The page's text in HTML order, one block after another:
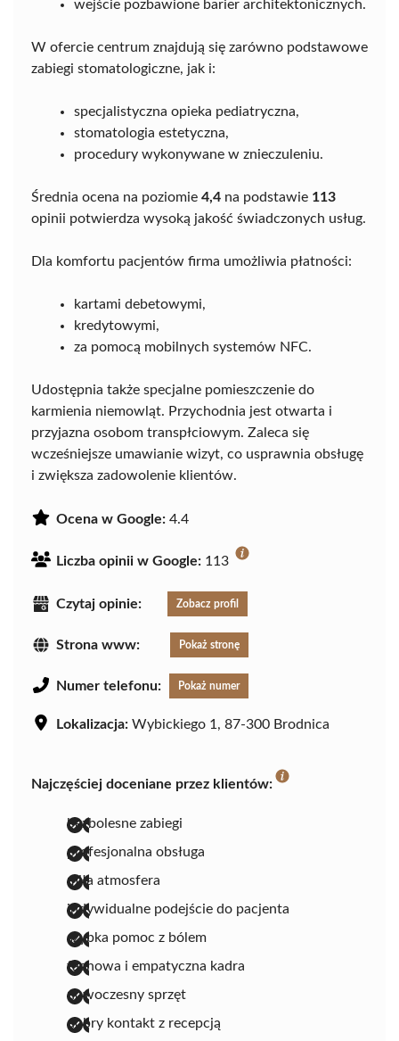
wejście pozbawione barier architektonicznych.
W ofercie centrum znajdują się zarówno podstawowe
zabiegi stomatologiczne, jak i:
specjalistyczna opieka pediatryczna,
stomatologia estetyczna,
procedury wykonywane w znieczuleniu.
Średnia ocena na poziomie 4,4 na podstawie 113
opinii potwierdza wysoką jakość świadczonych usług.
Dla komfortu pacjentów firma umożliwia płatności:
kartami debetowymi,
kredytowymi,
za pomocą mobilnych systemów NFC.
Udostępnia także specjalne pomieszczenie do
karmienia niemowląt. Przychodnia jest otwarta i
przyjazna osobom transpłciowym. Zaleca się
wcześniejsze umawianie wizyt, co usprawnia obsługę
i zwiększa zadowolenie klientów.
Ocena w Google: 4.4
Liczba opinii w Google: 113
Czytaj opinie: Zobacz profil
Strona www: Pokaż stronę
Numer telefonu: Pokaż numer
Lokalizacja: Wybickiego 1, 87-300 Brodnica
Najczęściej doceniane przez klientów:
bezbolesne zabiegi
profesjonalna obsługa
miła atmosfera
indywidualne podejście do pacjenta
szybka pomoc z bólem
fachowa i empatyczna kadra
nowoczesny sprzęt
dobry kontakt z recepcją